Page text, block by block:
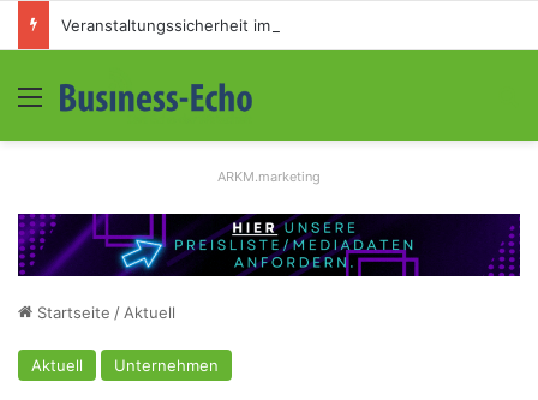
Menü
ARKM.marketing
Startseite / Aktuell
Aktuell Unternehmen